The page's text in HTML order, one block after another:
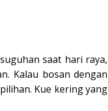
saat hari raya,
Kalau bosan dengan
Kue kering yang